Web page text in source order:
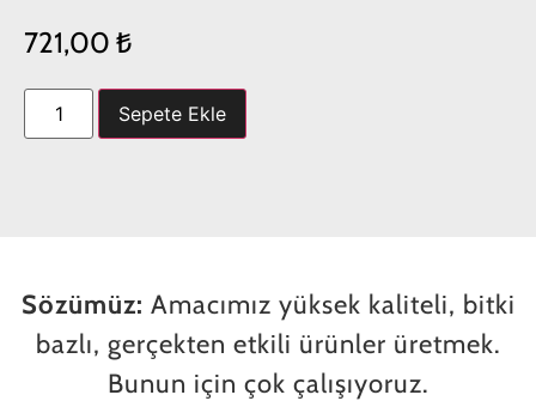
721,00 ₺
Sepete Ekle
Sözümüz: Amacımız yüksek kaliteli, bitki
bazlı, gerçekten etkili ürünler üretmek.
Bunun için çok çalışıyoruz.